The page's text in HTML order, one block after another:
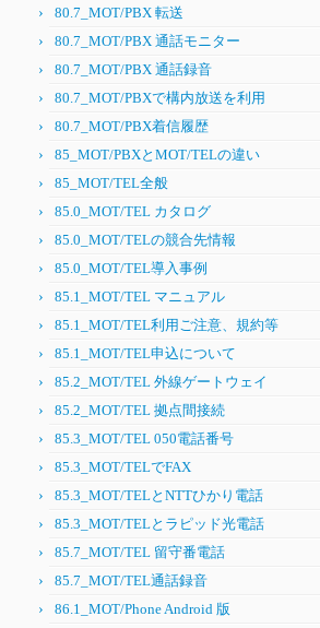
80.7_MOT/PBX 転送
80.7_MOT/PBX 通話モニター
80.7_MOT/PBX 通話録音
80.7_MOT/PBXで構内放送を利用
80.7_MOT/PBX着信履歴
85_MOT/PBXとMOT/TELの違い
85_MOT/TEL全般
85.0_MOT/TEL カタログ
85.0_MOT/TELの競合先情報
85.0_MOT/TEL導入事例
85.1_MOT/TEL マニュアル
85.1_MOT/TEL利用ご注意、規約等
85.1_MOT/TEL申込について
85.2_MOT/TEL 外線ゲートウェイ
85.2_MOT/TEL 拠点間接続
85.3_MOT/TEL 050電話番号
85.3_MOT/TELでFAX
85.3_MOT/TELとNTTひかり電話
85.3_MOT/TELとラピッド光電話
85.7_MOT/TEL 留守番電話
85.7_MOT/TEL通話録音
86.1_MOT/Phone Android 版